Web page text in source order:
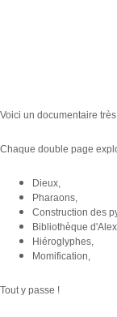
Voici un documentaire
Chaque double page
Dieux,
Pharaons,
Construction des
Bibliothèque
Hiéroglyphes,
Momification,
Tout y passe !